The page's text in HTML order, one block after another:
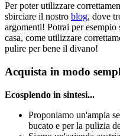
Per poter utilizzare
sbirciare il nostro blog, dove
argomenti! Potrai per
casa, come utilizzare
pulire per bene il divano!
Acquista in modo
Ecosplendo in sintesi...
Proponiamo un'ampia
bucato e per la pulizia